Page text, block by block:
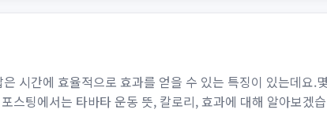
시간에 효율적으로 효과를 얻을 수 있는 특징이 있는데요.
스팅에서는 타바타 운동 뜻, 칼로리, 효과에 대해 알아보겠